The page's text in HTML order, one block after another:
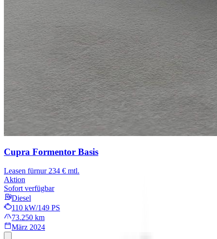
Cupra Formentor Basis
Leasen fürnur 234 € mtl.
Aktion
Sofort verfügbar
Diesel
110 kW/149 PS
73.250 km
März 2024